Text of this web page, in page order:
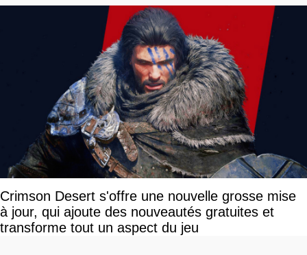
Crimson Desert s'offre une nouvelle grosse mise
à jour, qui ajoute des nouveautés gratuites et
transforme tout un aspect du jeu